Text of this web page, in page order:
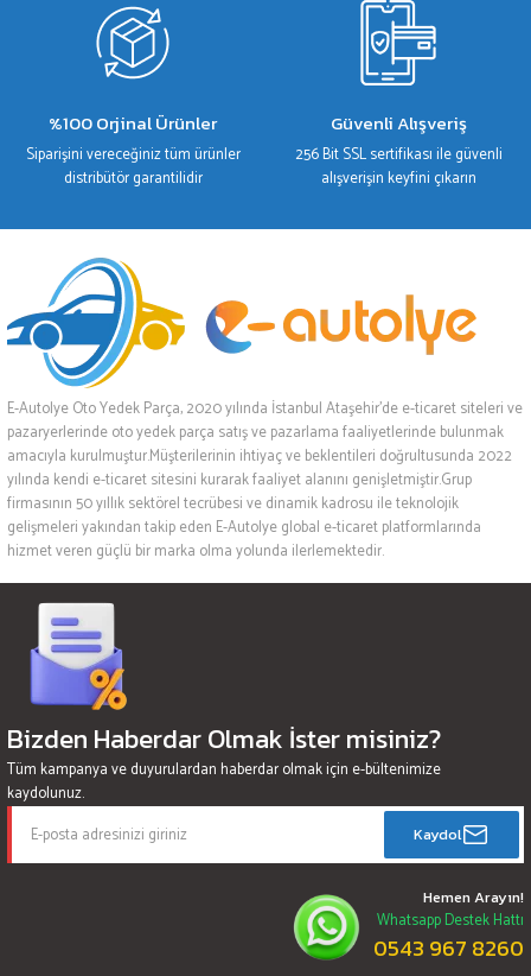
%100 Orjinal Ürünler
Siparişini vereceğiniz tüm ürünler
distribütör garantilidir
Güvenli Alışveriş
256 Bit SSL sertifikası ile güvenli
alışverişin keyfini çıkarın
E-Autolye Oto Yedek Parça, 2020 yılında İstanbul Ataşehir’de e-ticaret siteleri ve
pazaryerlerinde oto yedek parça satış ve pazarlama faaliyetlerinde bulunmak
amacıyla kurulmuştur.Müşterilerinin ihtiyaç ve beklentileri doğrultusunda 2022
yılında kendi e-ticaret sitesini kurarak faaliyet alanını genişletmiştir.Grup
firmasının 50 yıllık sektörel tecrübesi ve dinamik kadrosu ile teknolojik
gelişmeleri yakından takip eden E-Autolye global e-ticaret platformlarında
hizmet veren güçlü bir marka olma yolunda ilerlemektedir.
Bizden Haberdar Olmak İster misiniz?
Tüm kampanya ve duyurulardan haberdar olmak için e-bültenimize
kaydolunuz.
Kaydol
Hemen Arayın!
Whatsapp Destek Hattı
0543 967 8260